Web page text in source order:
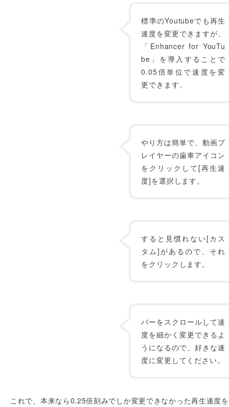
標準のYoutubeでも再生
速度を変更できますが、
「Enhancer for YouTu
be」を導入することで
0.05倍単位で速度を変
更できます。
やり方は簡単で、動画プ
レイヤーの歯車アイコン
をクリックして[再生速
度]を選択します。
すると見慣れない[カス
タム]があるので、それ
をクリックします。
バーをスクロールして速
度を細かく変更できるよ
うになるので、好きな速
度に変更してください。
これで、本来なら0.25倍刻みでしか変更できなかった再生速度を